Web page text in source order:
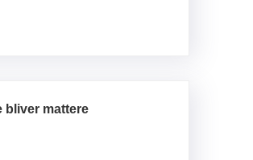
bliver mattere